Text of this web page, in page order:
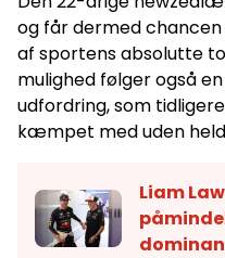
og får dermed
af sportens absolutte
mulighed følger også
udfordring, som
kæmpet med uden
Liam